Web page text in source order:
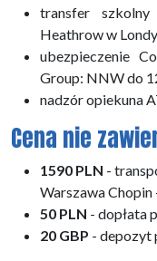
transfer
Heathrow w
ubezpieczenie
Group: NNW do
nadzór opiekuna
Cena nie
1590 PLN -
Warszawa Chopin
50 PLN - dopłata
20 GBP - depozyt